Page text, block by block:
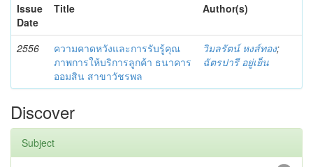
Issue
Date
Title Author(s)
2556
ความคาดหวังและการรับรู้คุณ
ภาพการให้บริการลูกค้า ธนาคาร
ออมสิน สาขาวัชรพล
วิมลรัตน์ หงส์ทอง;
ฉัตรปารี อยู่เย็น
Discover
Subject